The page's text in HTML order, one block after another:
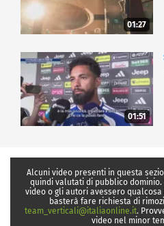
01:27
01:51
Alcuni video presenti in questa
quindi valutati di pubblico
video o gli autori avessero
basterà fare richiesta di
team_verticali@italiaonline.it.
video nel minor